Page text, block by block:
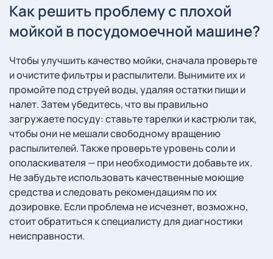
Как решить проблему с плохой
мойкой в посудомоечной машине?
Чтобы улучшить качество мойки, сначала проверьте
и очистите фильтры и распылители. Вынимите их и
промойте под струей воды, удаляя остатки пищи и
налет. Затем убедитесь, что вы правильно
загружаете посуду: ставьте тарелки и кастрюли так,
чтобы они не мешали свободному вращению
распылителей. Также проверьте уровень соли и
ополаскивателя — при необходимости добавьте их.
Не забудьте использовать качественные моющие
средства и следовать рекомендациям по их
дозировке. Если проблема не исчезнет, возможно,
стоит обратиться к специалисту для диагностики
неисправности.